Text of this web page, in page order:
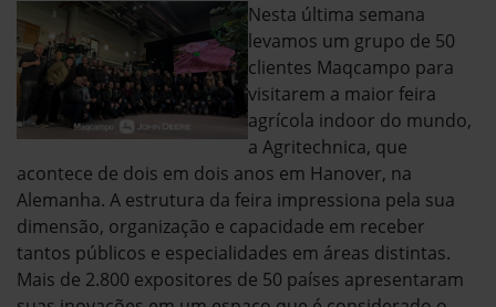
Nesta última semana
levamos um grupo de 50
clientes Maqcampo para
visitarem a maior feira
agrícola indoor do mundo,
a Agritechnica, que
acontece de dois em dois anos em Hanover, na
Alemanha. A estrutura da feira impressiona pela sua
dimensão, organização e capacidade em receber
tantos públicos e especialidades em áreas distintas.
Mais de 2.800 expositores de 50 países apresentaram